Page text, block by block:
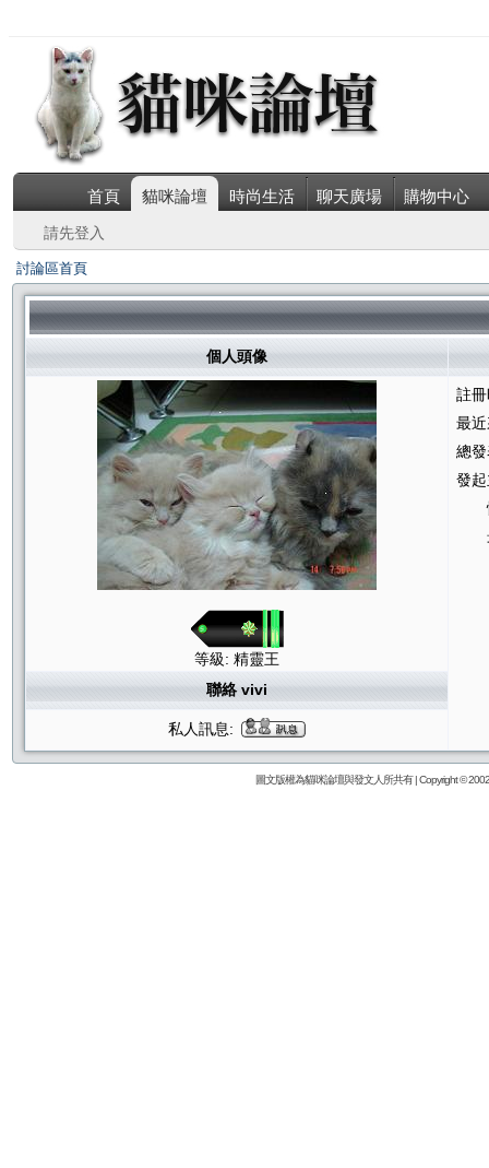
首頁 貓咪論壇 時尚生活 聊天廣場 購物中心
請先登入
討論區首頁
個人頭像
等級: 精靈王
註
最
總
發
聯絡 vivi
私人訊息:
圖文版權為貓咪論壇與發文人所共有 | Copyright ©